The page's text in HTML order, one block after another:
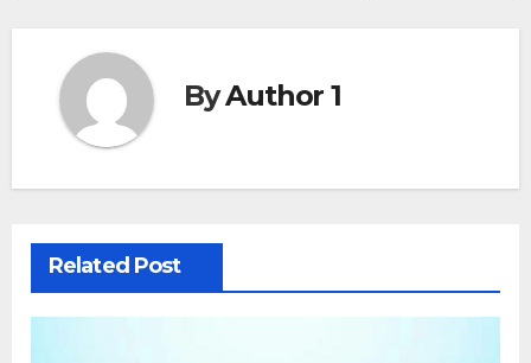
ByAuthor 1
Related Post